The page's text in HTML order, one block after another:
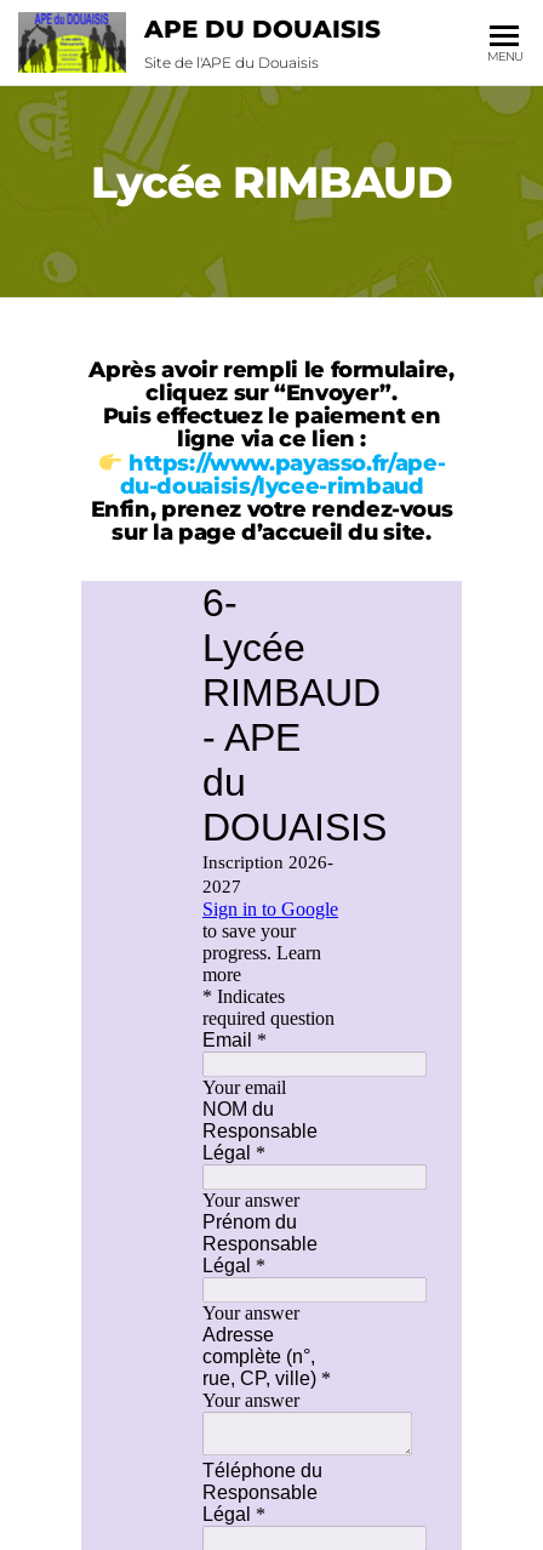
APE DU DOUAISIS
Site de l'APE du Douaisis MENU
Lycée RIMBAUD
Après avoir rempli le formulaire,
cliquez sur “Envoyer”.
Puis effectuez le paiement en
ligne via ce lien :
https://www.payasso.fr/ape-
du-douaisis/lycee-rimbaud
Enfin, prenez votre rendez-vous
sur la page d’accueil du site.